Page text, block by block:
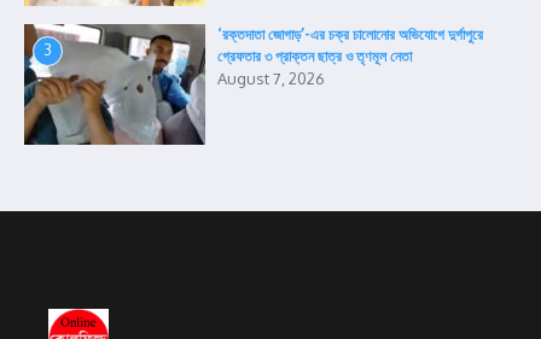
3
‘রক্তদাতা জোগাড়’-এর চক্র চালোনোর অভিযোগে দুর্গাপুরে
গ্রেফতার ৩ প্রাক্তন ছাত্র ও তৃণমূল নেতা
August 7, 2026